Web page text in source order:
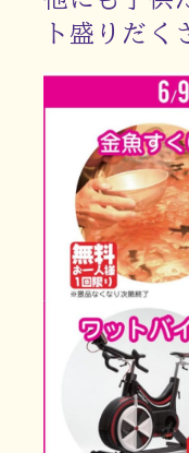
ト盛りだく